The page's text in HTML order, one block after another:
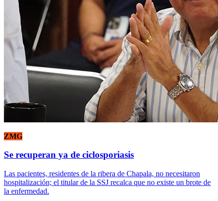
ZMG
Se recuperan ya de ciclosporiasis
Las pacientes, residentes de la ribera de Chapala, no necesitaron
hospitalización; el titular de la SSJ recalca que no existe un brote de
la enfermedad.